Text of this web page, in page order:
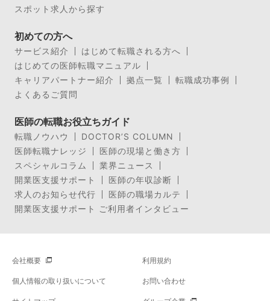
スポット求人から探す
初めての方へ
サービス紹介
はじめて転職される方へ
はじめての医師転職マニュアル
キャリアパートナー紹介
拠点一覧
転職成功事例
よくあるご質問
医師の転職お役立ちガイド
転職ノウハウ
DOCTOR’S COLUMN
医師転職ナレッジ
医師の現場と働き方
スペシャルコラム
業界ニュース
開業医支援サポート
医師の年収診断
求人のお知らせ代行
医師の職場カルテ
開業医支援サポート ご利用者インタビュー
会社概要 利用規約
個人情報の取り扱いについて お問い合わせ